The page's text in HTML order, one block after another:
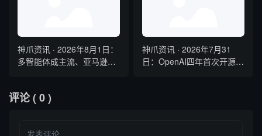
神爪资讯 · 2026年8月1日：
多智能体成主流、亚马逊弃
神爪资讯 · 2026年7月31
日：OpenAI四年首次开源、
评论( 0 )